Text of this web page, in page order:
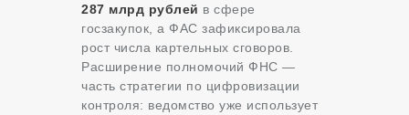
287 млрд рублей в сфере
госзакупок, а ФАС зафиксировала
рост числа картельных сговоров.
Расширение полномочий ФНС —
часть стратегии по цифровизации
контроля: ведомство уже использует